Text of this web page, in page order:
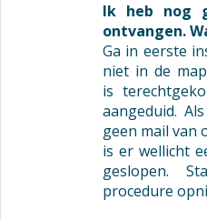
Ik heb nog
ontvangen.
Ga in eerste
niet in de
is
aangeduid.
geen mail van
is er wellicht
geslopen.
procedure